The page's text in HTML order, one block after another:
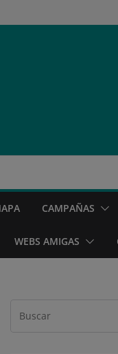
CAMPAÑAS
WEBS AMIGAS